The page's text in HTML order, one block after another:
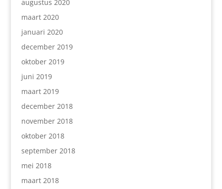
augustus 2020
maart 2020
januari 2020
december 2019
oktober 2019
juni 2019
maart 2019
december 2018
november 2018
oktober 2018
september 2018
mei 2018
maart 2018